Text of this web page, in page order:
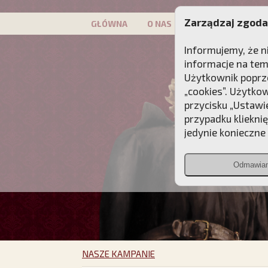
GŁÓWNA O NAS PATRON
NASZE KAMPANIE
Zarządzaj
Informujemy, że
informacje na
Użytkownik
„cookies”.
przycisku
przypadku
jedynie